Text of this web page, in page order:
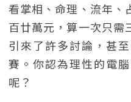
看掌相、命理、流年、
百廿萬元，算一次只需
引來了許多討論，甚
賽。你認為理性的電
呢？